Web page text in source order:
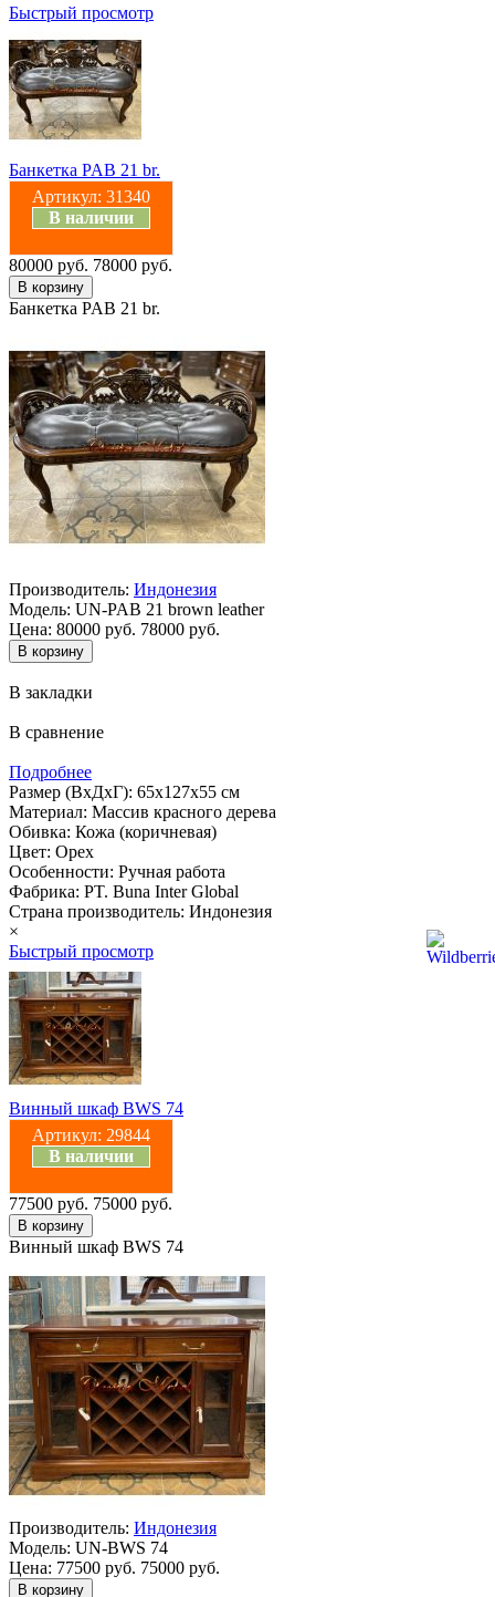
Быстрый просмотр
Банкетка PAB 21 br.
Артикул: 31340
В наличии
80000 руб. 78000 руб.
Банкетка PAB 21 br.
Производитель: Индонезия
Модель: UN-PAB 21 brown leather
Цена: 80000 руб. 78000 руб.
В закладки
В сравнение
Подробнее
Размер (ВхДхГ): 65х127х55 см
Материал: Массив красного дерева
Обивка: Кожа (коричневая)
Цвет: Орех
Особенности: Ручная работа
Фабрика: PT. Buna Inter Global
Страна производитель: Индонезия
×
Быстрый просмотр
Винный шкаф BWS 74
Артикул: 29844
В наличии
77500 руб. 75000 руб.
Винный шкаф BWS 74
Производитель: Индонезия
Модель: UN-BWS 74
Цена: 77500 руб. 75000 руб.